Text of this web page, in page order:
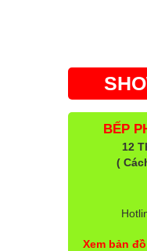
BẾP
12
(
Xem bản